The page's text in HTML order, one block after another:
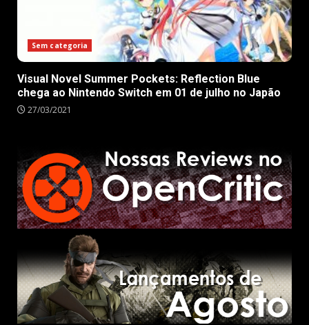
Sem categoria
Visual Novel Summer Pockets: Reflection Blue
chega ao Nintendo Switch em 01 de julho no Japão
27/03/2021